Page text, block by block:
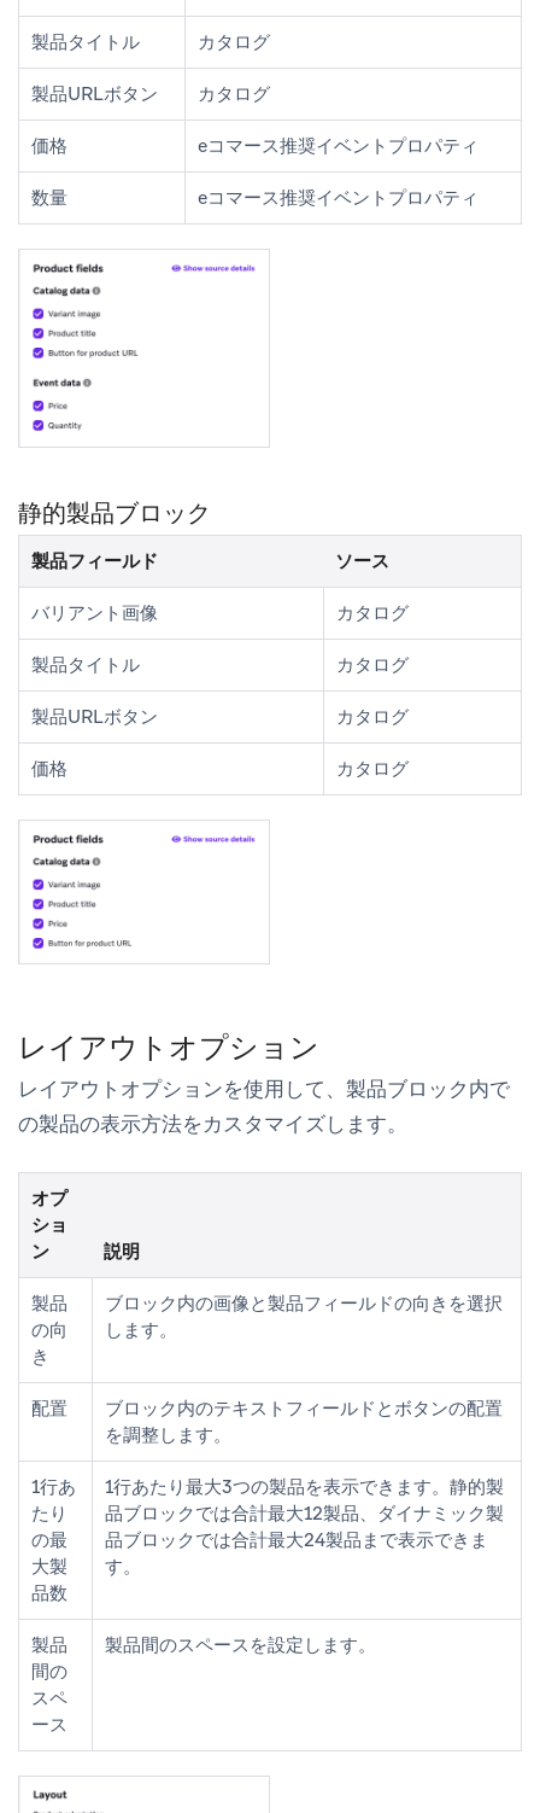
製品タイトル カタログ
製品URLボタン カタログ
価格 eコマース推奨イベントプロパティ
数量 eコマース推奨イベントプロパティ
静的製品ブロック
製品フィールド ソース
バリアント画像 カタログ
製品タイトル カタログ
製品URLボタン カタログ
価格 カタログ
レイアウトオプション
レイアウトオプションを使用して、製品ブロック内で
の製品の表示方法をカスタマイズします。
オプ
ショ
ン
説明
製品
の向
き
ブロック内の画像と製品フィールドの向きを選択
します。
配置
ブロック内のテキストフィールドとボタンの配置
を調整します。
1行あ
たり
の最
大製
品数
1行あたり最大3つの製品を表示できます。静的製
品ブロックでは合計最大12製品、ダイナミック製
品ブロックでは合計最大24製品まで表示できま
す。
製品
間の
スペ
ース
製品間のスペースを設定します。